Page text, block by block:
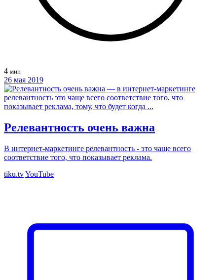
4 мин
26 мая 2019
Релевантность очень важна
В интернет-маркетинге релевантность - это чаще всего
соответствие того, что показывает реклама.
tiku.tvYouTube